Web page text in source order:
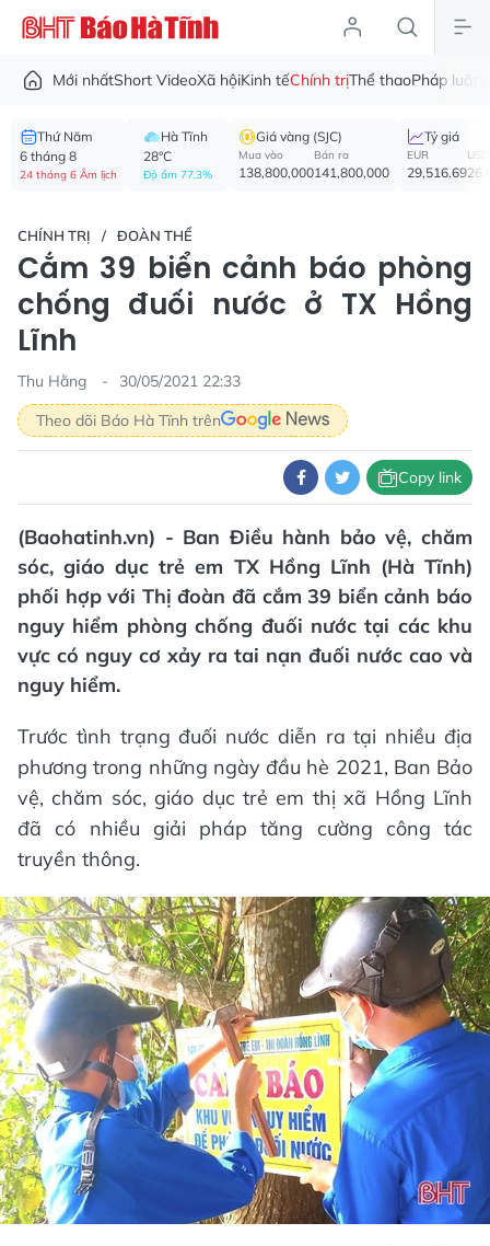
Mới nhấtShort VideoXã hộiKinh tếChính trịThể thaoPháp luật
Thứ Năm
6 tháng 8
24 tháng 6 Âm lịch
Hà Tĩnh
28°C
Độ ẩm 77.3%
Giá vàng (SJC)
Mua vào
138,800,000
Bán ra
141,800,000
Tỷ giá
EUR
29,516.69
USD
CHÍNH TRỊ ĐOÀN THỂ
Cắm 39 biển cảnh báo phòng
chống đuối nước ở TX Hồng
Lĩnh
Thu Hằng
30/05/2021 22:33
Theo dõi Báo Hà Tĩnh trên
Copy link
(Baohatinh.vn) - Ban Điều hành bảo vệ, chăm
sóc, giáo dục trẻ em TX Hồng Lĩnh (Hà Tĩnh)
phối hợp với Thị đoàn đã cắm 39 biển cảnh báo
nguy hiểm phòng chống đuối nước tại các khu
vực có nguy cơ xảy ra tai nạn đuối nước cao và
nguy hiểm.
Trước tình trạng đuối nước diễn ra tại nhiều địa
phương trong những ngày đầu hè 2021, Ban Bảo
vệ, chăm sóc, giáo dục trẻ em thị xã Hồng Lĩnh
đã có nhiều giải pháp tăng cường công tác
truyền thông.